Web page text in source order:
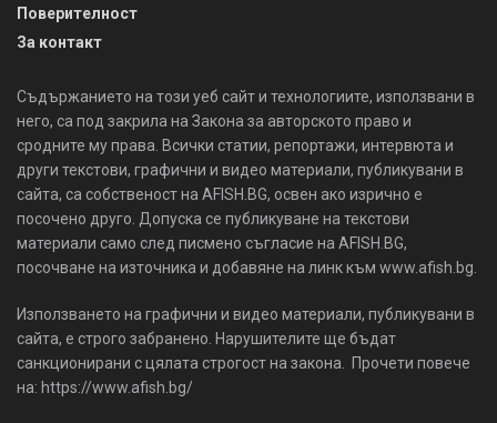
Поверителност
За контакт
Съдържанието на този уеб сайт и технологиите, използвани в
него, са под закрила на Закона за авторското право и
сродните му права. Всички статии, репортажи, интервюта и
други текстови, графични и видео материали, публикувани в
сайта, са собственост на AFISH.BG, освен ако изрично е
посочено друго. Допуска се публикуване на текстови
материали само след писмено съгласие на AFISH.BG,
посочване на източника и добавяне на линк към www.afish.bg.
Използването на графични и видео материали, публикувани в
сайта, е строго забранено. Нарушителите ще бъдат
санкционирани с цялата строгост на закона. Прочети повече
на: https://www.afish.bg/